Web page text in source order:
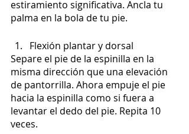
estiramiento significativa. Ancla tu
palma en la bola de tu pie.
Flexión plantar y dorsal
Separe el pie de la espinilla en la
misma dirección que una elevación
de pantorrilla. Ahora empuje el pie
hacia la espinilla como si fuera a
levantar el dedo del pie. Repita 10
veces.